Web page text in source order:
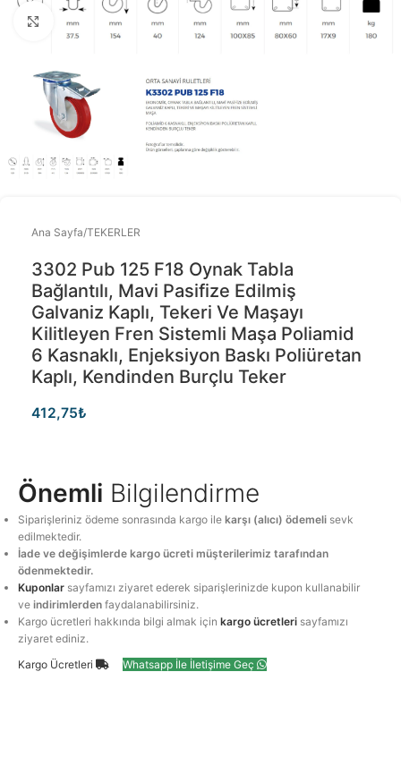
Büyütmek için tıklayınız
Ana Sayfa/TEKERLER
3302 Pub 125 F18 Oynak Tabla
Bağlantılı, Mavi Pasifize Edilmiş
Galvaniz Kaplı, Tekeri Ve Maşayı
Kilitleyen Fren Sistemli Maşa Poliamid
6 Kasnaklı, Enjeksiyon Baskı Poliüretan
Kaplı, Kendinden Burçlu Teker
412,75₺
Önemli Bilgilendirme
Siparişleriniz ödeme sonrasında kargo ilekarşı (alıcı) ödemeli sevk
edilmektedir.
İade ve değişimlerde kargo ücreti müşterilerimiz tarafından
ödenmektedir.
Kuponlar sayfamızı ziyaret ederek siparişlerinizde kupon kullanabilir
veindirimlerden faydalanabilirsiniz.
Kargo ücretleri hakkında bilgi almak içinkargo ücretleri sayfamızı
ziyaret ediniz.
Kargo Ücretleri
Whatsapp İle İletişime Geç